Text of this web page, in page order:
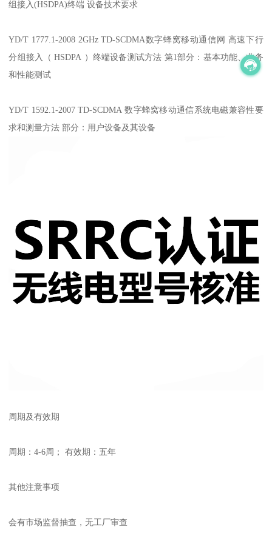
组接入(HSDPA)终端 设备技术要求
YD/T 1777.1-2008 2GHz TD-SCDMA数字蜂窝移动通信网 高速下行
分组接入（ HSDPA ）终端设备测试方法 第1部分：基本功能、业务
和性能测试
YD/T 1592.1-2007 TD-SCDMA 数字蜂窝移动通信系统电磁兼容性要
求和测量方法 部分：用户设备及其设备
周期及有效期
周期：4-6周； 有效期：五年
其他注意事项
会有市场监督抽查，无工厂审查